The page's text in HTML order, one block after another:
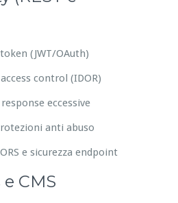
(JWT/OAuth)
control (IDOR)
eccessive
anti abuso
e sicurezza endpoint
CMS